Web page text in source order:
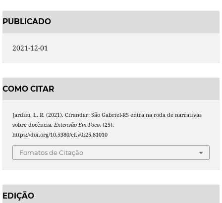
PUBLICADO
2021-12-01
COMO CITAR
Jardim, L. R. (2021). Cirandar: São Gabriel-RS entra na roda de narrativas
sobre docência. Extensão Em Foco, (25).
https://doi.org/10.5380/ef.v0i25.81010
Fomatos de Citação
EDIÇÃO